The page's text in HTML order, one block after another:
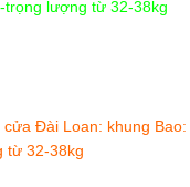
trọng lượng từ 32-38kg
Đài Loan: khung Bao:
từ 32-38kg